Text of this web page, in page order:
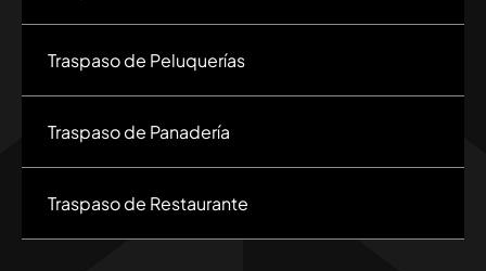
Traspaso de Peluquerías
Traspaso de Panadería
Traspaso de Restaurante